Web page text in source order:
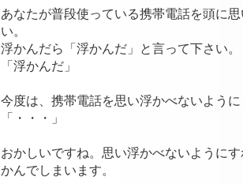
あなたが普段使っている携帯電話を頭に
い。
浮かんだら「浮かんだ」と言って下さい。
「浮かんだ」
今度は、携帯電話を思い浮かべないよう
「・・・」
おかしいですね。思い浮かべないように
かんでしまいます。